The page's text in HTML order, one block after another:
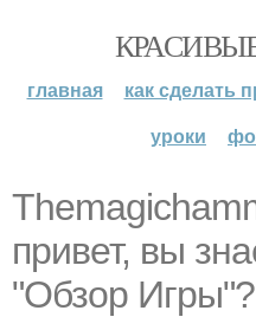
главная как сделать
уроки
привет, вы
"Обзор Игры"?